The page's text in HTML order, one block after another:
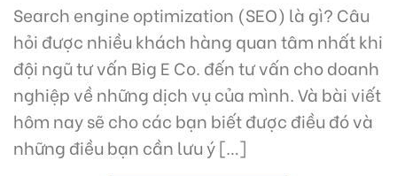
Search engine optimization (SEO) là gì? Câu
hỏi được nhiều khách hàng quan tâm nhất khi
đội ngũ tư vấn Big E Co. đến tư vấn cho doanh
nghiệp về những dịch vụ của mình. Và bài viết
hôm nay sẽ cho các bạn biết được điều đó và
những điều bạn cần lưu ý […]